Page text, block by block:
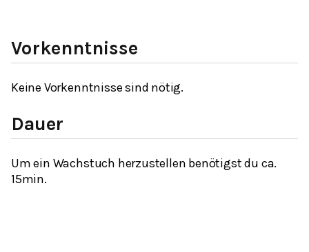
Vorkenntnisse
Keine Vorkenntnisse sind nötig.
Dauer
Um ein Wachstuch herzustellen benötigst du ca.
15min.